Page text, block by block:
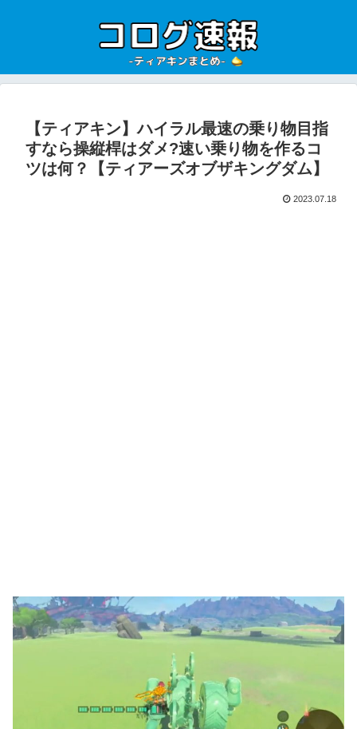
【ティアキン】ハイラル最速の乗り物目指
すなら操縦桿はダメ?速い乗り物を作るコ
ツは何？【ティアーズオブザキングダム】
2023.07.18